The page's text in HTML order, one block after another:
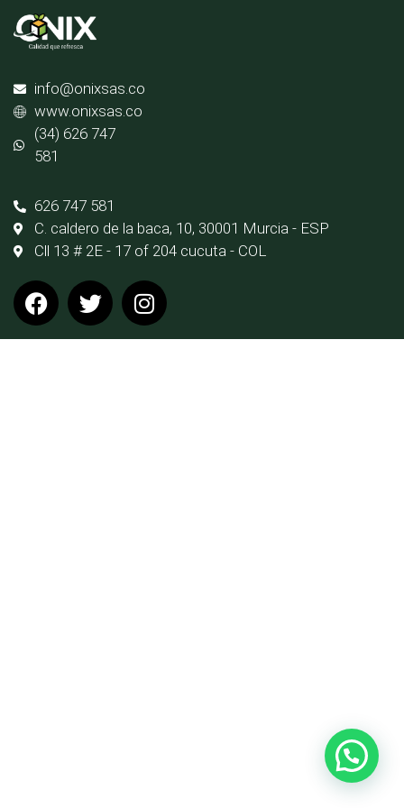
info@onixsas.co
www.onixsas.co
(34) 626 747
581
626 747 581
C. caldero de la baca, 10, 30001 Murcia - ESP
Cll 13 # 2E - 17 of 204 cucuta - COL